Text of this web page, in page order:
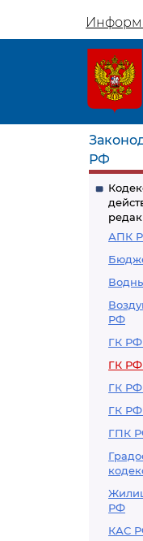
РФ
АПК
РФ
ГК РФ
ГК РФ
ГК РФ
ГК РФ
ГПК
РФ
КАС